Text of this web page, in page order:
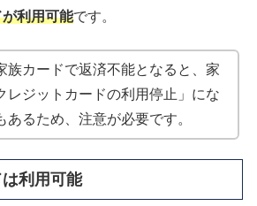
利用可能です。
族カードで返済不能となると、家
レジットカードの利用停止」にな
あるため、注意が必要です。
利用可能